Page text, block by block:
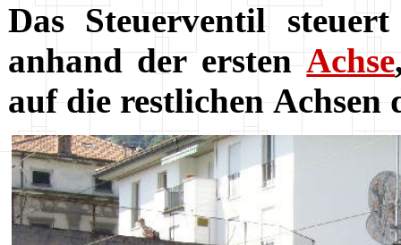
Das Steuerventil
anhand der erstenAchse
auf die restlichen Achsen